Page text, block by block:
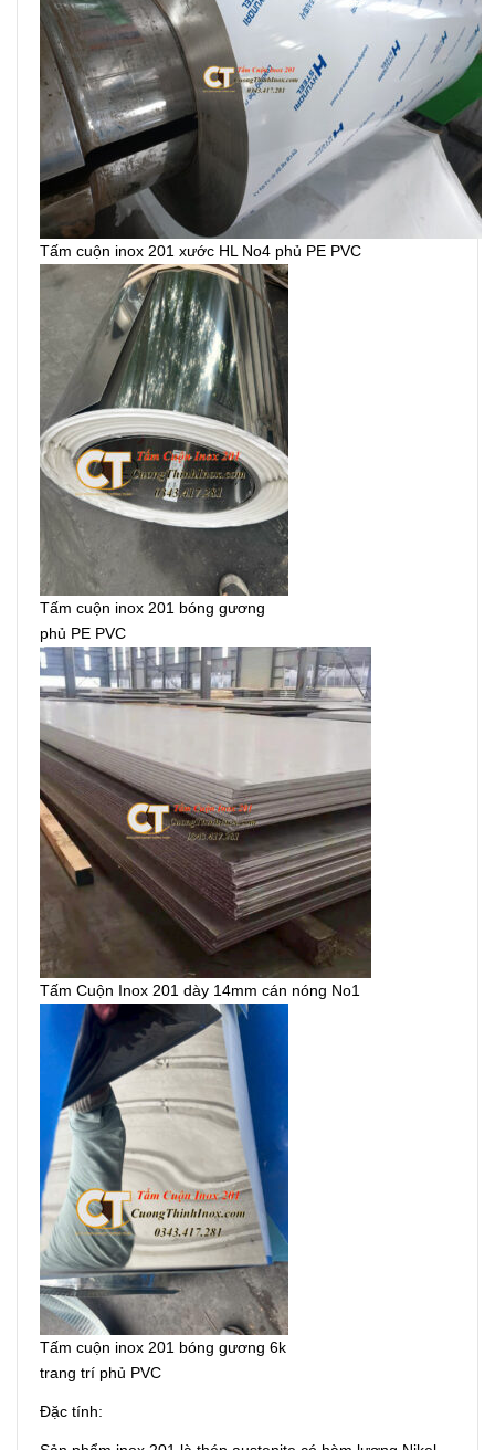
Tấm cuộn inox 201 xước HL No4 phủ PE PVC
Tấm cuộn inox 201 bóng gương
phủ PE PVC
Tấm Cuộn Inox 201 dày 14mm cán nóng No1
Tấm cuộn inox 201 bóng gương 6k
trang trí phủ PVC
Đặc tính: